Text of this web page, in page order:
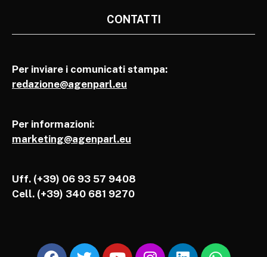
CONTATTI
Per inviare i comunicati stampa:
redazione@agenparl.eu
Per informazioni:
marketing@agenparl.eu
Uff. (+39) 06 93 57 9408
Cell. (+39) 340 681 9270